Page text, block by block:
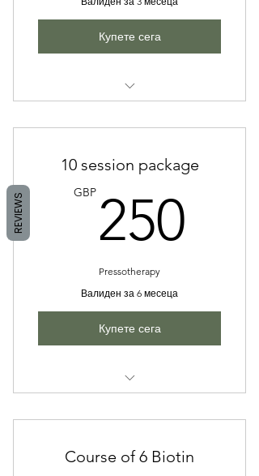
Купете сега
10 session package
GBP 250
Pressotherapy
Валиден за 6 месеца
Купете сега
Course of 6 Biotin
REVIEWS